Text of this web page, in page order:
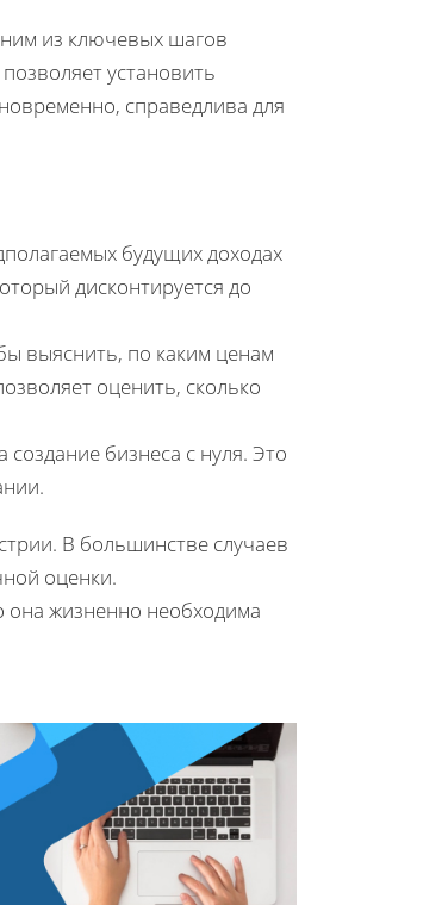
из ключевых шагов
установить
справедлива для
будущих доходах
дисконтируется до
выяснить, по каким ценам
оценить, сколько
бизнеса с нуля. Это
В большинстве случаев
оценки.
она жизненно необходима